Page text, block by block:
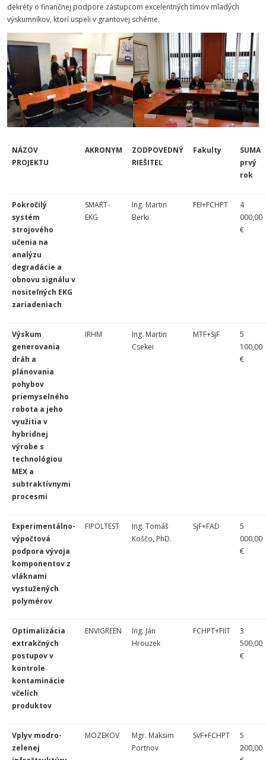
dekréty o finančnej podpore zástupcom excelentných tímov mladých
výskumníkov, ktorí uspeli v grantovej schéme.
NÁZOV
PROJEKTU
AKRONYM
ZODPOVEDNÝ
RIEŠITEĽ
Fakulty
SUMA
prvý
rok
Pokročilý
systém
strojového
učenia na
analýzu
degradácie a
obnovu signálu v
nositeľných EKG
zariadeniach
SMART-
EKG
Ing. Martin
Berki
FEI+FCHPT
4
000,00
€
Výskum
generovania
dráh a
plánovania
pohybov
priemyselného
robota a jeho
využitia v
hybridnej
výrobe s
technológiou
MEX a
subtraktívnymi
procesmi
IRHM
Ing. Martin
Csekei
MTF+SjF
5
100,00
€
Experimentálno-
výpočtová
podpora vývoja
komponentov z
vláknami
vystužených
polymérov
FIPOLTEST
Ing. Tomáš
Koščo, PhD.
SjF+FAD
5
000,00
€
Optimalizácia
extrakčných
postupov v
kontrole
kontaminácie
včelích
produktov
ENVIGREEN
Ing. Ján
Hrouzek
FCHPT+FIIT
3
500,00
€
Vplyv modro-
zelenej
MOZEKOV
Mgr. Maksim
Portnov
SvF+FCHPT
5
200,00